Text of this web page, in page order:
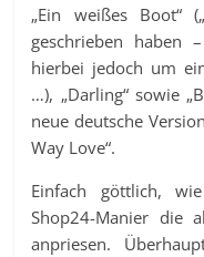
„Ein weißes Boot“
geschrieben haben
hierbei jedoch um
…), „Darling“ sowie
neue deutsche
Way Love“.
Einfach göttlich,
Shop24-Manier die
anpriesen.